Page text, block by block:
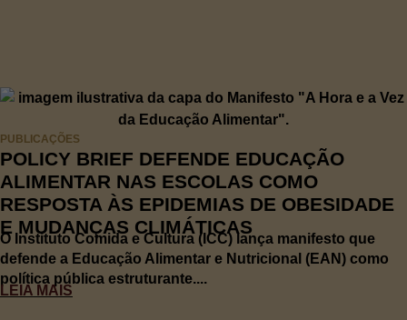
PUBLICAÇÕES
POLICY BRIEF DEFENDE EDUCAÇÃO
ALIMENTAR NAS ESCOLAS COMO
RESPOSTA ÀS EPIDEMIAS DE OBESIDADE
E MUDANÇAS CLIMÁTICAS
O Instituto Comida e Cultura (ICC) lança manifesto que
defende a Educação Alimentar e Nutricional (EAN) como
política pública estruturante....
LEIA MAIS